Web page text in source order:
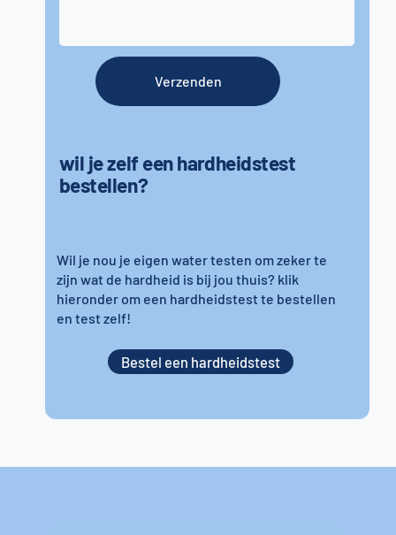
wil je zelf een hardheidstest
bestellen?
Wil je nou je eigen water testen om zeker te
zijn wat de hardheid is bij jou thuis? klik
hieronder om een hardheidstest te bestellen
en test zelf!
Verzenden
Bestel een hardheidstest